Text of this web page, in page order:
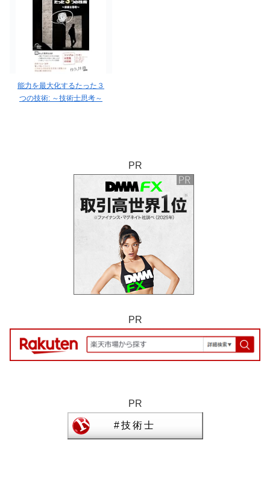
能力を最大化するたった３
つの技術: ～技術士思考～
PR
PR
PR